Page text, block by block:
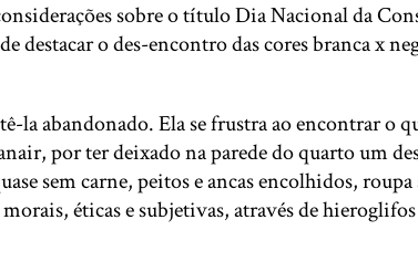
sobre o título Dia Nacional da
destacar o des-encontro das cores branca x
la abandonado. Ela se frustra ao encontrar o
por ter deixado na parede do quarto um
sem carne, peitos e ancas encolhidos, roupa
éticas e subjetivas, através de